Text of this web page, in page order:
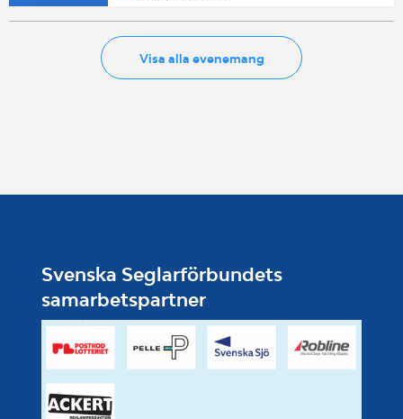
Visa alla evenemang
Svenska Seglarförbundets
samarbetspartner